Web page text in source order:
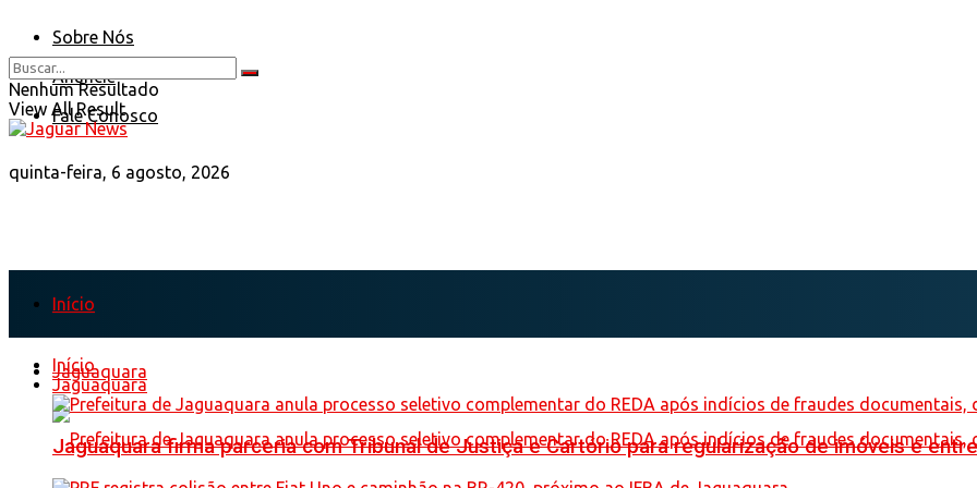
Sobre Nós
Anuncie
Fale Conosco
quinta-feira, 6 agosto, 2026
Nenhum Resultado
View All Result
Início
Jaguaquara
Início
Jaguaquara
Jaguaquara firma parceria com Tribunal de Justiça e Cartório para regularização de imóveis e